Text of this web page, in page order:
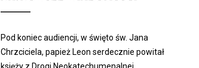
Pod koniec audiencji, w święto św. Jana
Chrzciciela, papież Leon serdecznie powitał